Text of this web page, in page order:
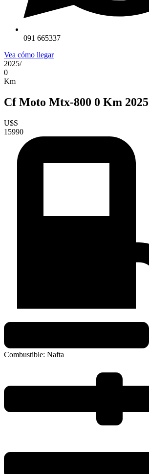
091 665337
Vea cómo llegar
2025/
0
Km
Cf Moto Mtx-800 0 Km 2025
U$S
15990
Combustible: Nafta